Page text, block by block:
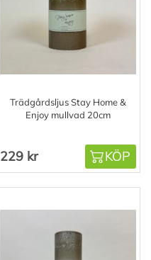
Trädgårdsljus Stay Home &
Enjoy mullvad 20cm
229 kr KÖP